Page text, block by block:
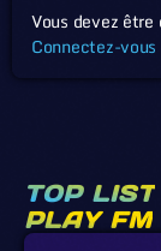
Vous devez
Connectez-
TOP LIST
PLAY FM